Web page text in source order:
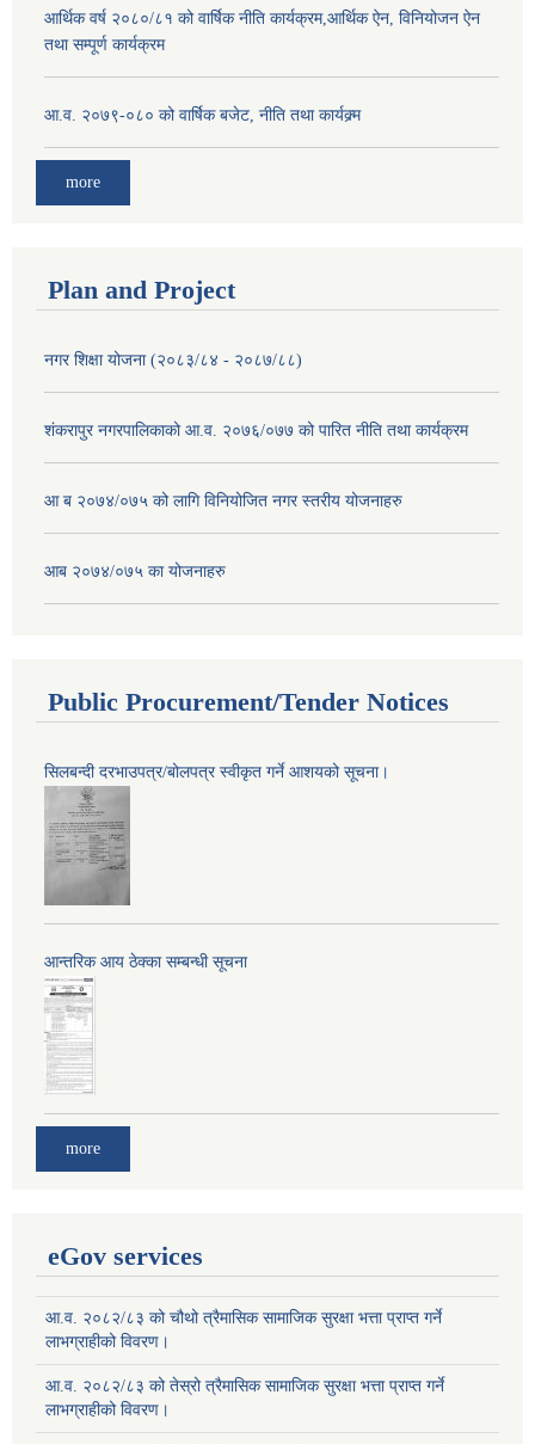
आर्थिक वर्ष २०८०/८१ को वार्षिक नीति कार्यक्रम,आर्थिक ऐन, विनियोजन ऐन
तथा सम्पूर्ण कार्यक्रम
आ.व. २०७९-०८० को वार्षिक बजेट, नीति तथा कार्यक्र्म
more
Plan and Project
नगर शिक्षा योजना (२०८३/८४ - २०८७/८८)
शंकरापुर नगरपालिकाको आ.व. २०७६/०७७ को पारित नीति तथा कार्यक्रम
आ ब २०७४/०७५ को लागि विनियोजित नगर स्तरीय योजनाहरु
आब २०७४/०७५ का योजनाहरु
Public Procurement/Tender Notices
सिलबन्दी दरभाउपत्र/बोलपत्र स्वीकृत गर्ने आशयको सूचना।
आन्तरिक आय ठेक्का सम्बन्धी सूचना
more
eGov services
आ.व. २०८२/८३ को चौथो त्रैमासिक सामाजिक सुरक्षा भत्ता प्राप्त गर्ने
लाभग्राहीको विवरण।
आ.व. २०८२/८३ को तेस्रो त्रैमासिक सामाजिक सुरक्षा भत्ता प्राप्त गर्ने
लाभग्राहीको विवरण।